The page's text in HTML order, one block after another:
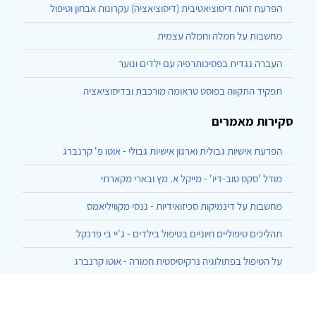
הפרעת זהות דיסוציאטיבית (דיסוציאציה) עקרונות אבחון וטיפול
מחשבות על חמלה וחמלה עצמית
העברה נגדית בפסיכותרפיה עם ילדים ונוער
תפקיד התקווה בפוסט טראומה מורכבת ובדיסוציאציה
סקירות מאמרים
הפרעת אישיות גבולית וארגון אישיות גבולי - אוטו פ' קרנברג
מודל 'סקס טוב-דיו' - מייקל א. מץ ובארי מקארתי
מחשבות על דינמיקות סכיזואידיות - ננסי מקוויליאמס
תהליכים טיפוליים חיוניים בטיפול בילדים - ג'יי בי פרנקל
על הטיפול בפתולוגיה נרקיסיסטית חמורה - אוטו קרנברג